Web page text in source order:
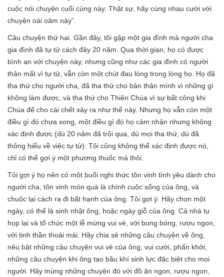
cuộc nói chuyện cuối cùng này. Thật sự, hãy cùng nhau cười với
chuyện oái oăm này”.
Câu chuyện thứ hai. Gần đây, tôi gặp một gia đình mà người cha
gia đình đã tự tử cách đây 20 năm. Qua thời gian, họ có được
bình an với chuyện này, nhưng cũng như các gia đình có người
thân mất vì tự tử, vẫn còn một chút đau lòng trong lòng họ. Họ đã
tha thứ cho người cha, đã tha thứ cho bản thân mình vì những gì
không làm được, và tha thứ cho Thiên Chúa vì sự bất công khi
Chúa để cho cái chết xảy ra như thế này. Nhưng họ vẫn còn một
điều gì đó chưa xong, một điều gì đó họ cảm nhận nhưng không
xác định được (dù 20 năm đã trôi qua, dù mọi tha thứ, dù đã
thông hiểu về việc tự tử). Tôi cũng không thể xác định được nó,
chỉ có thể gợi ý một phương thuốc mà thôi.
Tôi gợi ý họ nên có một buổi nghi thức tôn vinh tình yêu dành cho
người cha, tôn vinh món quà là chính cuộc sống của ông, và
chuộc lại cách ra đi bất hạnh của ông. Tôi gợi ý: Hãy chọn một
ngày, có thể là sinh nhật ông, hoặc ngày giỗ của ông. Cả nhà tụ
họp lại và tổ chức một lễ mừng vui vẻ, với bong bóng, rượu ngon,
với tinh thần thoải mái. Hãy chia sẻ những câu chuyện về ông,
nêu bật những câu chuyện vui vẻ của ông, vui cười, phấn khởi,
những câu chuyện khi ông tạo bầu khí sinh lực đặc biệt cho mọi
người. Hãy mừng những chuyện đó với đồ ăn ngon, rượu ngon,